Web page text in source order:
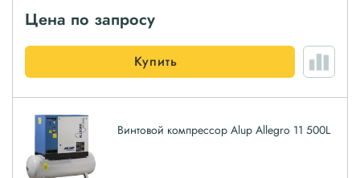
Цена по запросу
Купить
Винтовой компрессор Alup Allegro 11 500L